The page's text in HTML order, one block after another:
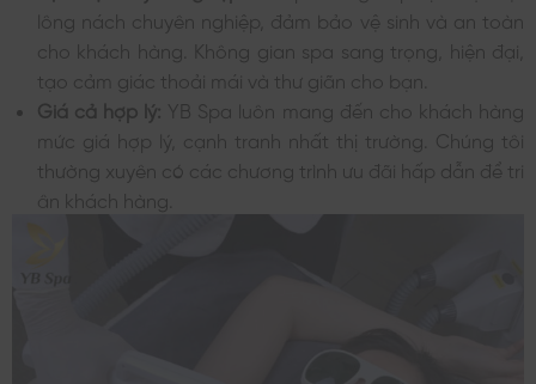
lông nách chuyên nghiệp, đảm bảo vệ sinh và an toàn
cho khách hàng. Không gian spa sang trọng, hiện đại,
tạo cảm giác thoải mái và thư giãn cho bạn.
Giá cả hợp lý: YB Spa luôn mang đến cho khách hàng
mức giá hợp lý, cạnh tranh nhất thị trường. Chúng tôi
thường xuyên có các chương trình ưu đãi hấp dẫn để tri
ân khách hàng.